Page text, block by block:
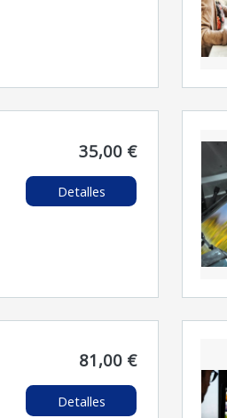
35,00 €
Detalles
81,00 €
Detalles